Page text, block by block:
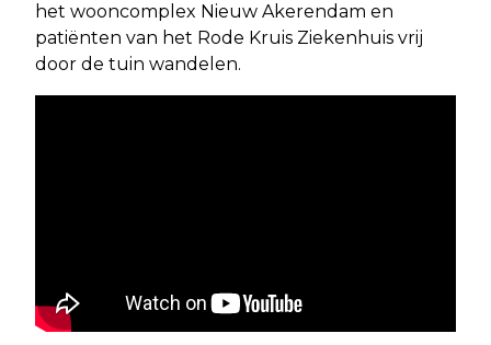
het wooncomplex Nieuw Akerendam en
patiënten van het Rode Kruis Ziekenhuis vrij
door de tuin wandelen.